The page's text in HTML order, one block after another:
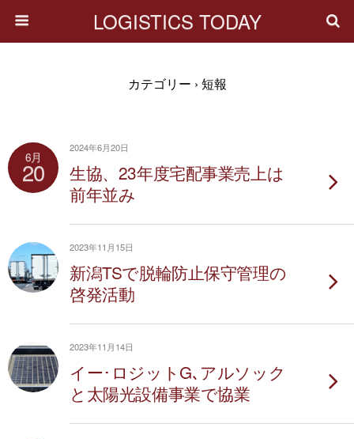
LOGISTICS TODAY
カテゴリー › 短報
6月
20
2024年6月20日
生協、23年度宅配事業売上は
前年並み
2023年11月15日
新潟TSで脱輪防止保守管理の
啓発活動
2023年11月14日
イー･ロジットG､アルソック
と太陽光設備事業で協業